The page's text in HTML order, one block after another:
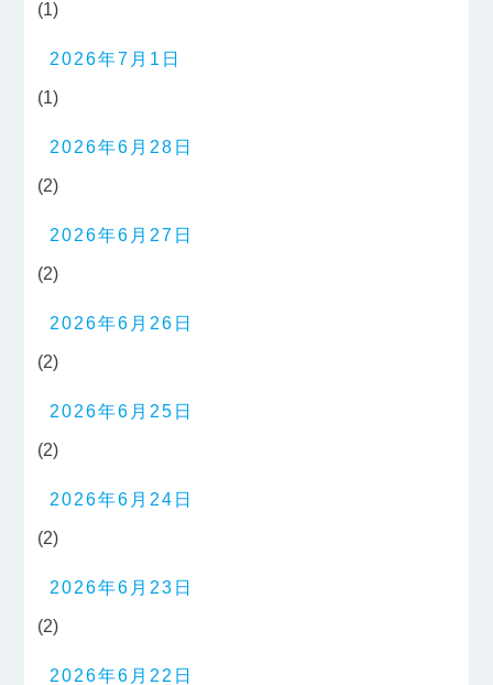
(1)
2026年7月1日
(1)
2026年6月28日
(2)
2026年6月27日
(2)
2026年6月26日
(2)
2026年6月25日
(2)
2026年6月24日
(2)
2026年6月23日
(2)
2026年6月22日